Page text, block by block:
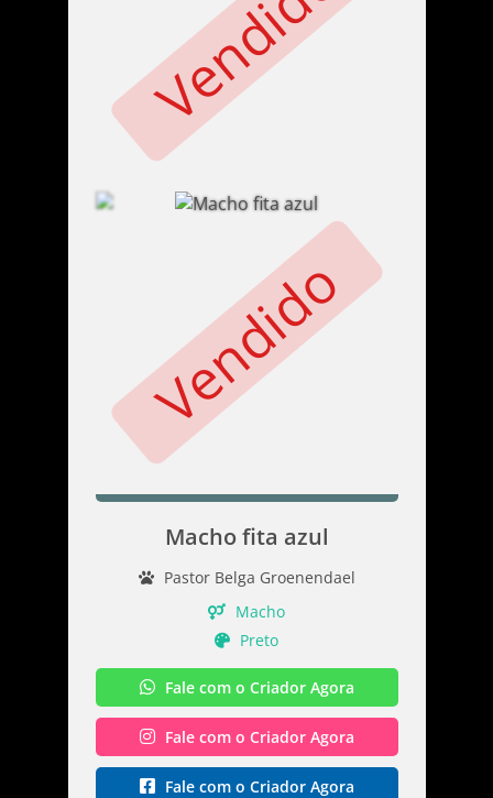
Vendido
Vendido
Macho fita azul
Pastor Belga Groenendael
Macho
Preto
Fale com o Criador Agora
Fale com o Criador Agora
Fale com o Criador Agora